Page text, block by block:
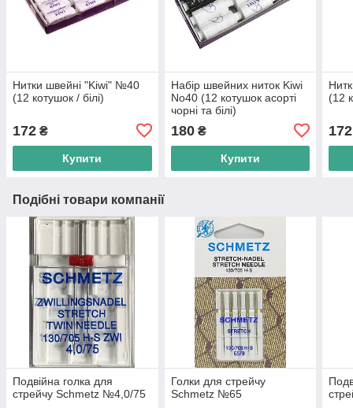
Нитки швейні "Kiwi" №40
(12 котушок / білі)
172 ₴
Купити
Набір швейних ниток Kiwi
No40 (12 котушок асорті
чорні та білі)
180₴
Купити
(12
172
Подібні товари компанії
Подвійна голка для
стрейчу Schmetz №4,0/75
Голки для стрейчу
Schmetz №65